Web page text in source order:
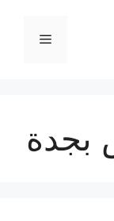
القائمة